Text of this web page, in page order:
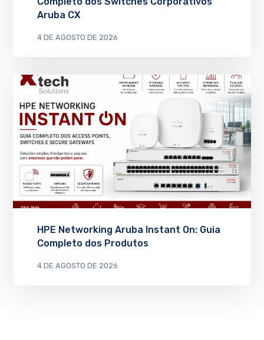
Aruba CX
4 DE AGOSTO DE 2026
HPE Networking Aruba Instant On: Guia
Completo dos Produtos
4 DE AGOSTO DE 2026